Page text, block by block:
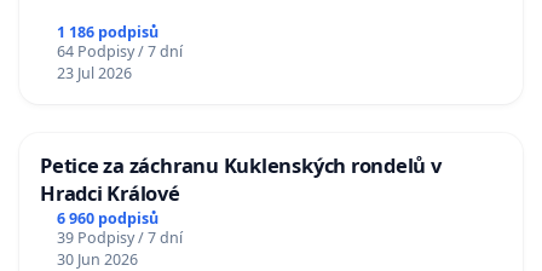
1 186 podpisů
64 Podpisy / 7 dní
23 Jul 2026
Petice za záchranu Kuklenských rondelů v
Hradci Králové
6 960 podpisů
39 Podpisy / 7 dní
30 Jun 2026